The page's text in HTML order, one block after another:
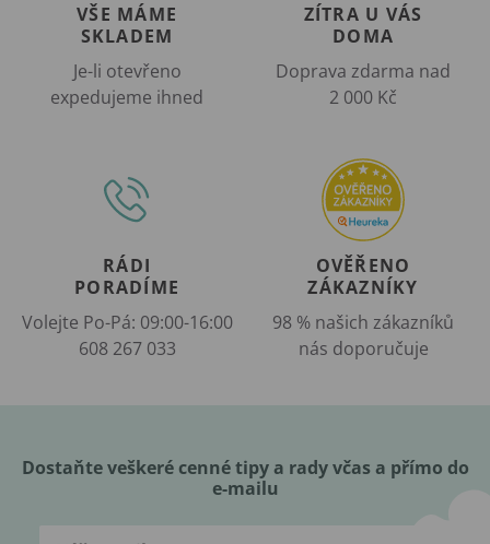
VŠE MÁME
SKLADEM
Je-li otevřeno
expedujeme ihned
ZÍTRA U VÁS
DOMA
Doprava zdarma nad
2 000 Kč
RÁDI
PORADÍME
Volejte Po-Pá: 09:00-16:00
608 267 033
OVĚŘENO
ZÁKAZNÍKY
98 % našich zákazníků
nás doporučuje
Dostaňte veškeré cenné tipy a rady včas a přímo do
e-mailu